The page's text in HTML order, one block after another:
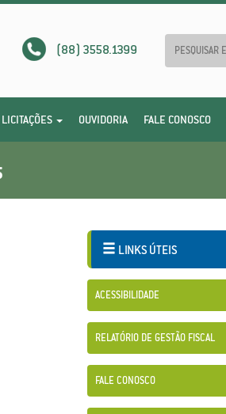
(88) 3558.1399
LICITAÇÕES OUVIDORIA FALE CONOSCO
LINKS ÚTEIS
ACESSIBILIDADE
RELATÓRIO DE GESTÃO FISCAL
FALE CONOSCO